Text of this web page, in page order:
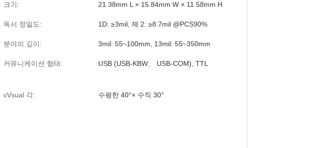
크기: 21.38mm L × 15.84mm W × 11.58mm H
독서 정밀도: 1D: ≥3mil, 제 2: ≥8.7mil @PCS90%
분야의 깊이: 3mil: 55~100mm, 13mil: 55~350mm
커뮤니케이션 형태: USB (USB-KBW、 USB-COM), TTL
vVsual 각: 수평한 40°× 수직 30°